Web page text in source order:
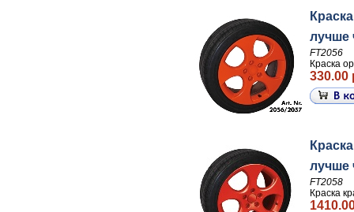
лучше
FT2056
Краска
330.00
лучше
FT2058
Краска